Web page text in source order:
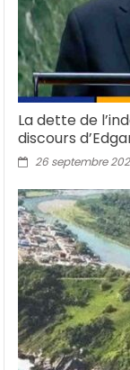
La dette de
discours
26 septembre